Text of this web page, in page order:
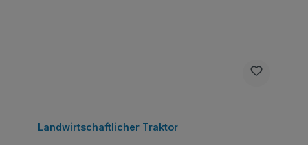
Landwirtschaftlicher Traktor